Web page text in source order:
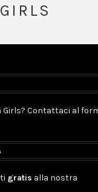
Girls? Contattaci al
gratis alla nostra